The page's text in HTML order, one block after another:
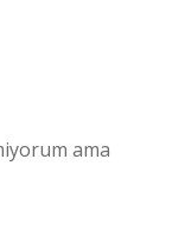
ama